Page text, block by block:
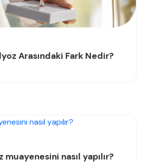
Arasındaki Fark Nedir?
muayenesini nasıl yapılır?